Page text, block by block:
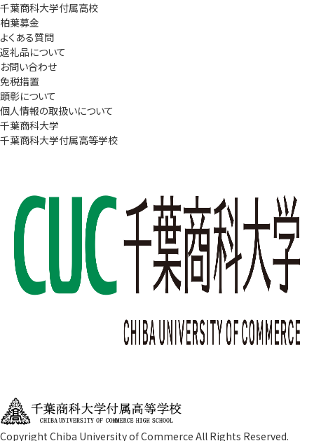
千葉商科大学付属高校
柏葉募金
よくある質問
返礼品について
お問い合わせ
免税措置
顕彰について
個人情報の取扱いについて
千葉商科大学
千葉商科大学付属高等学校
Copyright Chiba University of Commerce All Rights Reserved.